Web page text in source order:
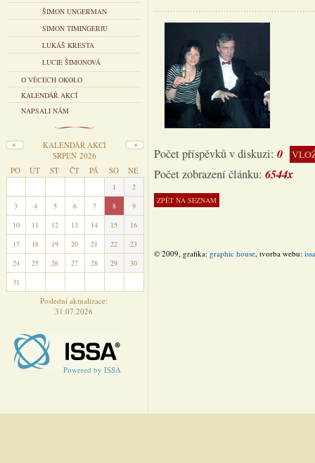
ŠIMON UNGERMAN
SIMON TIMINGERIU
LUKÁŠ KRESTA
LUCIE ŠIMONOVÁ
O VĚCECH OKOLO
KALENDÁŘ AKCÍ
NAPSALI NÁM
KALENDÁŘ AKCÍ
SRPEN 2026
PO
ÚT ST ČT PÁ SO NE
1
2
3
4 5 6 7 8
9
10
11 12 13 14 15
16
17
18 19 20 21 22
23
24
25 26 27 28 29
30
31
Poslední aktualizace:
31.07.2026
Powered by ISSA
Počet příspěvků v diskuzi: 0
Počet zobrazení článku: 6544x
© 2009, grafika: graphic house, tvorba webu: